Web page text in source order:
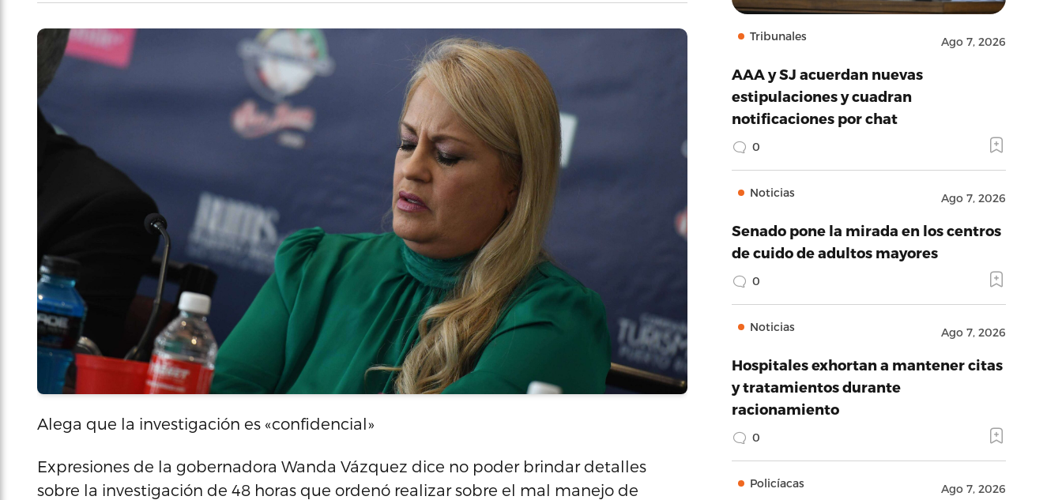
Alega que la investigación es «confidencial»
Expresiones de la gobernadora Wanda Vázquez dice no poder brindar detalles
sobre la investigación de 48 horas que ordenó realizar sobre el mal manejo de
Tribunales Ago 7, 2026
AAA y SJ acuerdan nuevas
estipulaciones y cuadran
notificaciones por chat
0
Noticias Ago 7, 2026
Senado pone la mirada en los centros
de cuido de adultos mayores
0
Noticias Ago 7, 2026
Hospitales exhortan a mantener citas
y tratamientos durante
racionamiento
0
Policíacas Ago 7, 2026